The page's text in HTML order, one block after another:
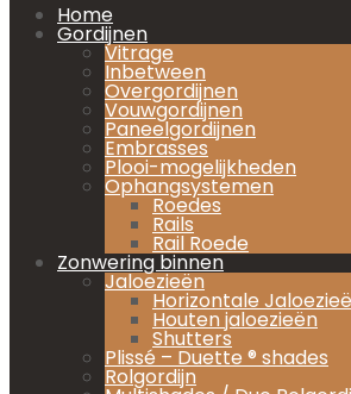
Home
Gordijnen
Vitrage
Inbetween
Overgordijnen
Vouwgordijnen
Paneelgordijnen
Embrasses
Plooi-mogelijkheden
Ophangsystemen
Roedes
Rails
Rail Roede
Zonwering binnen
Jaloezieën
Horizontale
Houten jaloezieën
Shutters
Plissé – Duette ® shades
Rolgordijn